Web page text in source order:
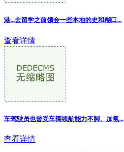
港...去留学之前领会一些本地的史和糊口...
查看详情
车驾驶员也曾受车辆续航能力不脚、加氢...
查看详情